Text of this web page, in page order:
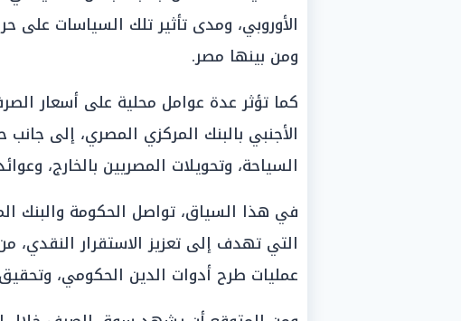
الأوروبي، ومدى تأثير تلك السياسات على
ومن بينها مصر.
كما تؤثر عدة عوامل محلية على أسعار
الأجنبي بالبنك المركزي المصري، إلى جانب
السياحة، وتحويلات المصريين بالخارج،
في هذا السياق، تواصل الحكومة والبنك
التي تهدف إلى تعزيز الاستقرار النقدي،
عمليات طرح أدوات الدين الحكومي،